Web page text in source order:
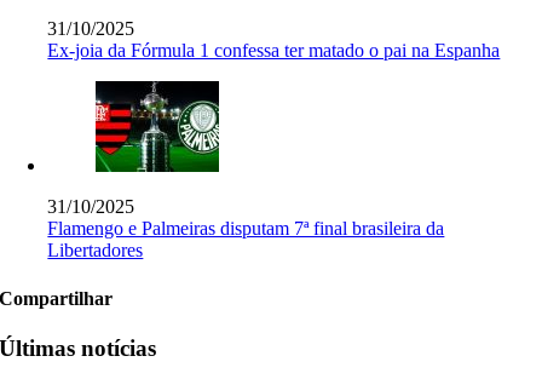
31/10/2025
Ex-joia da Fórmula 1 confessa ter matado o pai na Espanha
31/10/2025
Flamengo e Palmeiras disputam 7ª final brasileira da
Libertadores
Compartilhar
Últimas notícias